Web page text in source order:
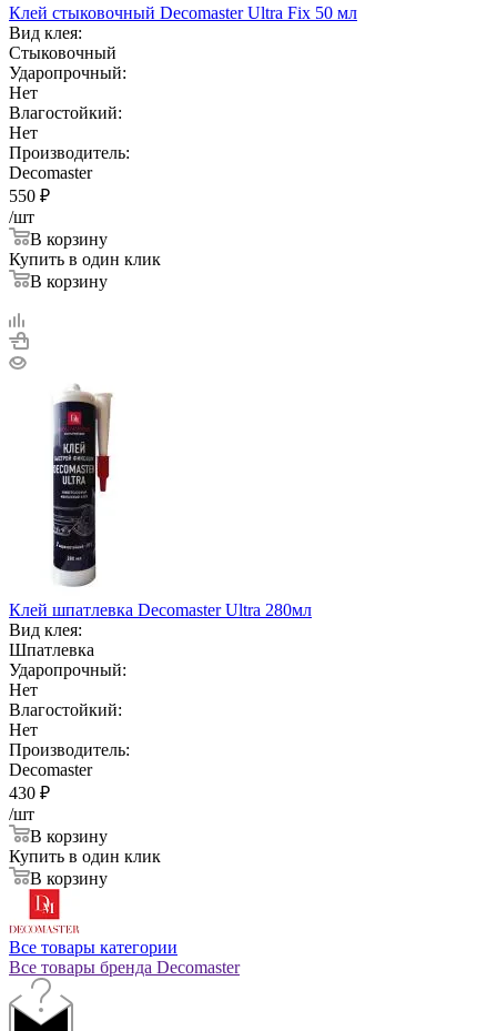
Клей стыковочный Decomaster Ultra Fix 50 мл
Вид клея:
Стыковочный
Ударопрочный:
Нет
Влагостойкий:
Нет
Производитель:
Decomaster
550 ₽
/шт
В корзину
Купить в один клик
В корзину
Клей шпатлевка Decomaster Ultra 280мл
Вид клея:
Шпатлевка
Ударопрочный:
Нет
Влагостойкий:
Нет
Производитель:
Decomaster
430 ₽
/шт
В корзину
Купить в один клик
В корзину
Все товары категории
Все товары бренда Decomaster